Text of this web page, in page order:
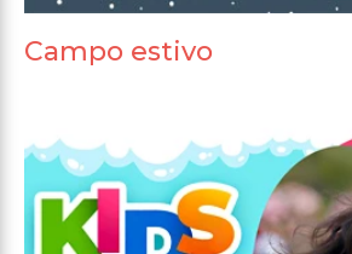
Campo estivo